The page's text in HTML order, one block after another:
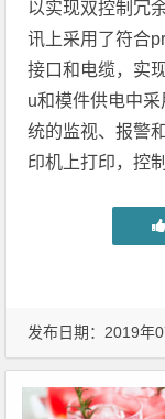
以实现双控制冗
讯上采用了符合
接口和电缆，实
u和模件供电中
统的监视、报警
印机上打印，控
发布日期：2019年